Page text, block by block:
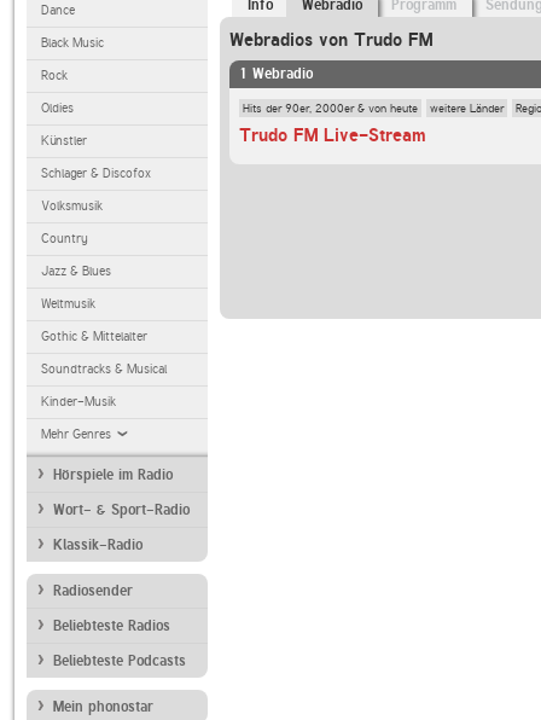
Dance
Black Music
Rock
Oldies
Künstler
Schlager & Discofox
Volksmusik
Country
Jazz & Blues
Weltmusik
Gothic & Mittelalter
Soundtracks & Musical
Kinder-Musik
Mehr Genres
Hörspiele im Radio
Wort- & Sport-Radio
Klassik-Radio
Radiosender
Beliebteste Radios
Beliebteste Podcasts
Mein phonostar
Info Webradio Programm
Webradios von Trudo FM
1 Webradio
Hits der 90er, 2000er & von heute weitere Länder
Trudo FM Live-Stream